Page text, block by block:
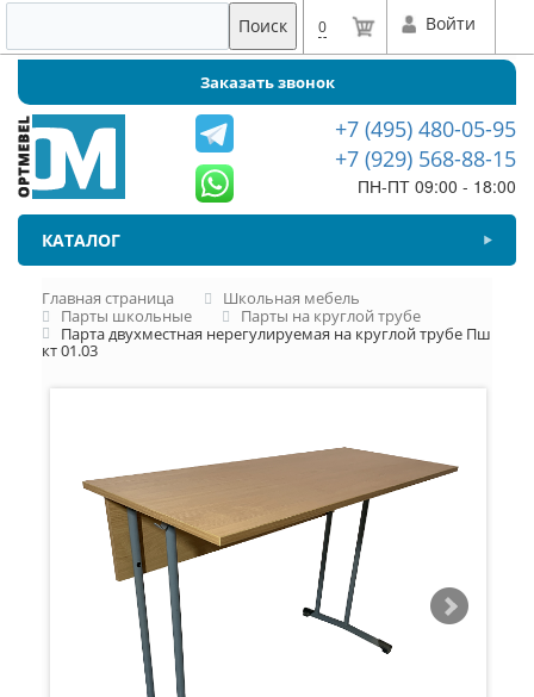
Поиск 0 Войти
Заказать звонок
+7 (495) 480-05-95
+7 (929) 568-88-15
ПН-ПТ 09:00 - 18:00
КАТАЛОГ
Главная страница
Школьная мебель
Парты школьные
Парты на круглой трубе
Парта двухместная нерегулируемая на круглой трубе Пш
кт 01.03